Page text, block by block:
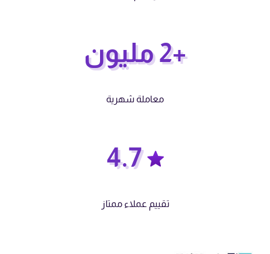
+2 مليون
معاملة شهرية
4.7
تقييم عملاء ممتاز